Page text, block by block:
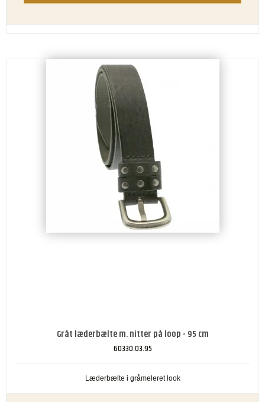
Gråt læderbælte m. nitter på loop - 95 cm
60330.03.95
Læderbælte i gråmeleret look